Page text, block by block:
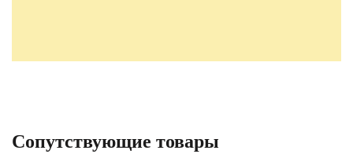
Сопутствующие товары